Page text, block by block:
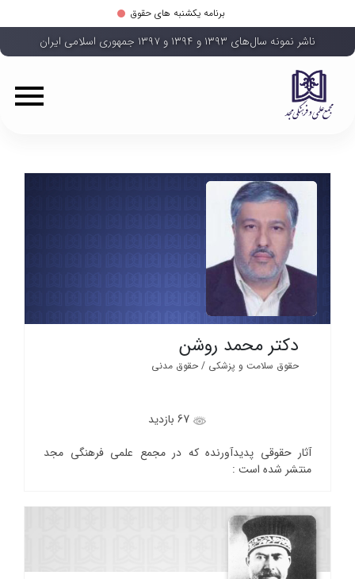
برنامه یکشنبه های حقوق
ناشر نمونه سال‌های ۱۳۹۳ و ۱۳۹۴ و ۱۳۹۷ جمهوری اسلامی ایران
دکتر محمد روشن
حقوق سلامت و پزشکی / حقوق مدنی
آثار حقوقی پدیدآورنده که در مجمع علمی فرهنگی مجد
منتشر شده است :